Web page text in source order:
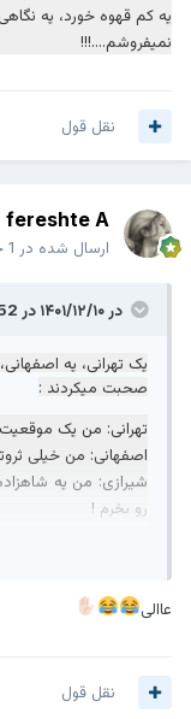
یه کم قهوه خورد، یه
نمیفروشم....!!!
نقل قول
fereshte A
ارسال شده در
در ۱۴۰۱/۱۲/۱۰ در 13:52،
یک تهرانی، یه
صحبت میکردند :
تهرانی: من یک موقعیت
اصفهانی: من خیلی
شیرازی: من یه
رو بخرم !
.
.
عاالی
نقل قول